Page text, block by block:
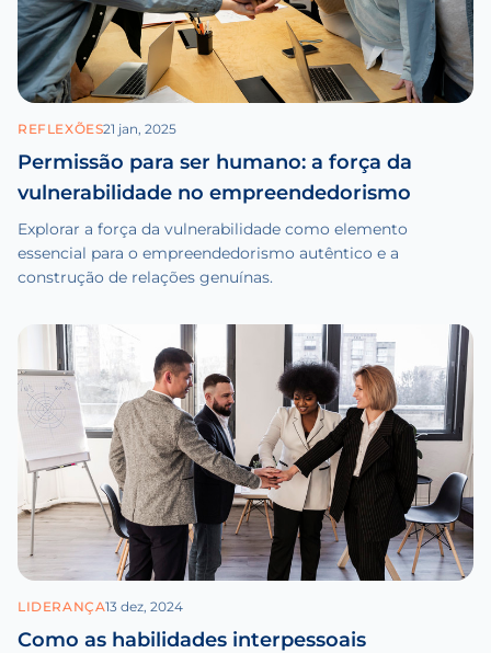
REFLEXÕES21 jan, 2025
Permissão para ser humano: a força da
vulnerabilidade no empreendedorismo
Explorar a força da vulnerabilidade como elemento
essencial para o empreendedorismo autêntico e a
construção de relações genuínas.
LIDERANÇA13 dez, 2024
Como as habilidades interpessoais